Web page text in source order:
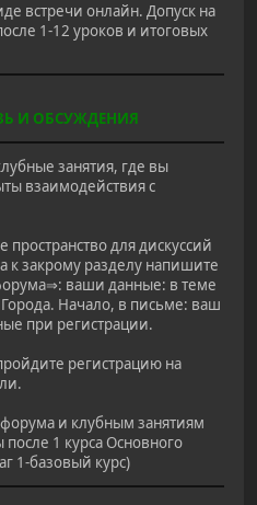
встречи онлайн. Допуск на
1-12 уроков и итоговых
И ОБСУЖДЕНИЯ
занятия, где вы
взаимодействия с
для дискуссий
к закрому разделу напишите
ваши данные: в теме
Начало, в письме: ваш
при регистрации.
регистрацию на
и клубным занятиям
1 курса Основного
1-базовый курс)